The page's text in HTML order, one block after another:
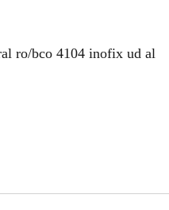
ro/bco 4104 inofix ud al